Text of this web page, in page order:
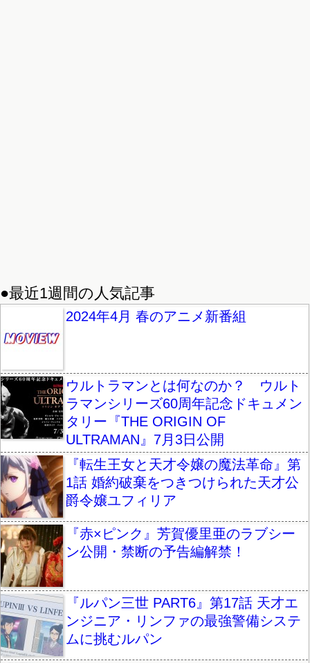
●最近1週間の人気記事
2024年4月 春のアニメ新番組
ウルトラマンとは何なのか？ ウルト
ラマンシリーズ60周年記念ドキュメン
タリー『THE ORIGIN OF
ULTRAMAN』7月3日公開
『転生王女と天才令嬢の魔法革命』第
1話 婚約破棄をつきつけられた天才公
爵令嬢ユフィリア
『赤×ピンク』芳賀優里亜のラブシー
ン公開・禁断の予告編解禁！
『ルパン三世 PART6』第17話 天才エ
ンジニア・リンファの最強警備システ
ムに挑むルパン